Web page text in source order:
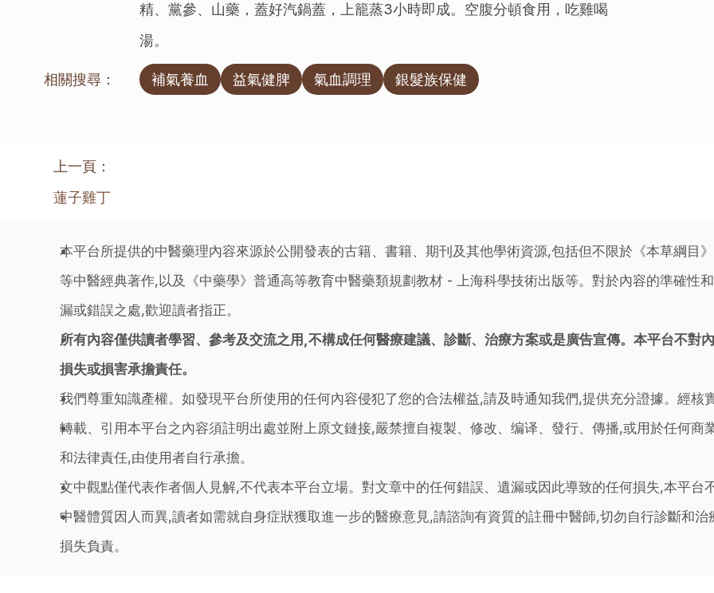
精、黨參、山藥，蓋好汽鍋蓋，上籠蒸3小時即成。空腹分頓食用，吃雞喝
湯。
相關搜尋： 補氣養血 益氣健脾 氣血調理 銀髮族保健
上一頁：
蓮子雞丁
本平台所提供的中醫藥理內容來源於公開發表的古籍、書籍、期刊及其他學術資源,包括但不限於《本草綱目
等中醫經典著作,以及《中藥學》普通高等教育中醫藥類規劃教材 - 上海科學技術出版等。對於內容的準確性
漏或錯誤之處,歡迎讀者指正。
所有內容僅供讀者學習、參考及交流之用,不構成任何醫療建議、診斷、治療方案或是廣告宣傳。本平台不對
損失或損害承擔責任。
我們尊重知識產權。如發現平台所使用的任何內容侵犯了您的合法權益,請及時通知我們,提供充分證據。經核
轉載、引用本平台之內容須註明出處並附上原文鏈接,嚴禁擅自複製、修改、编译、發行、傳播,或用於任何商
和法律責任,由使用者自行承擔。
文中觀點僅代表作者個人見解,不代表本平台立場。對文章中的任何錯誤、遺漏或因此導致的任何損失,本平台
中醫體質因人而異,讀者如需就自身症狀獲取進一步的醫療意見,請諮詢有資質的註冊中醫師,切勿自行診斷和
損失負責。